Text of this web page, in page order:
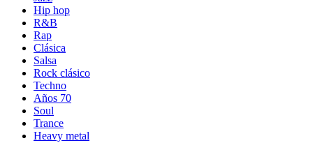
Hip hop
R&B
Rap
Clásica
Salsa
Rock clásico
Techno
Años 70
Soul
Trance
Heavy metal